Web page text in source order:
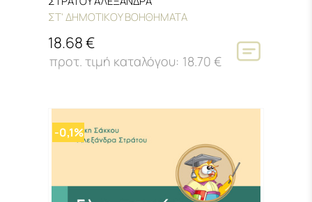
ΣΤ' ΔΗΜΟΤΙΚΟΥ ΒΟΗΘΗΜΑΤΑ
18.68 €
18.70 €
-0,1%